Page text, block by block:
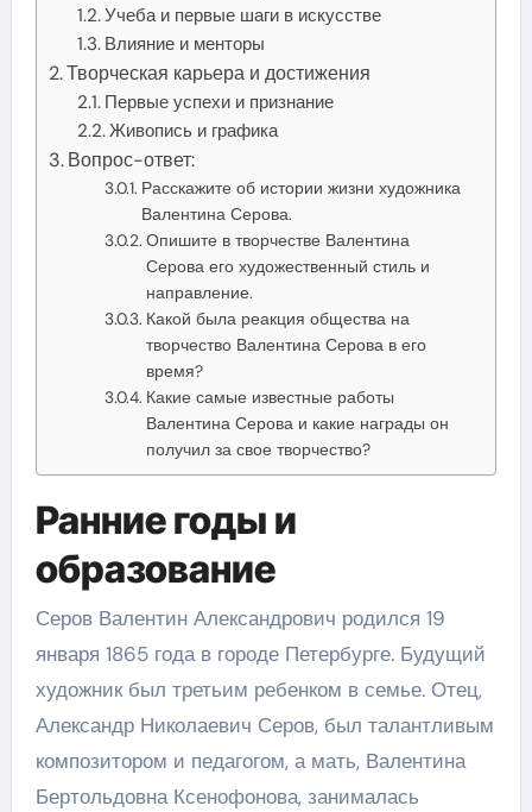
Учеба и первые шаги в искусстве
Влияние и менторы
Творческая карьера и достижения
Первые успехи и признание
Живопись и графика
Вопрос-ответ:
Расскажите об истории жизни художника
Валентина Серова.
Опишите в творчестве Валентина
Серова его художественный стиль и
направление.
Какой была реакция общества на
творчество Валентина Серова в его
время?
Какие самые известные работы
Валентина Серова и какие награды он
получил за свое творчество?
Ранние годы и
образование
Серов Валентин Александрович родился 19
января 1865 года в городе Петербурге. Будущий
художник был третьим ребенком в семье. Отец,
Александр Николаевич Серов, был талантливым
композитором и педагогом, а мать, Валентина
Бертольдовна Ксенофонова, занималась